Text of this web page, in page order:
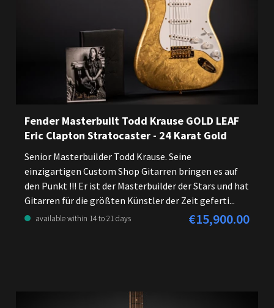
Fender Masterbuilt Todd Krause GOLD LEAF
Eric Clapton Stratocaster - 24 Karat Gold
Senior Masterbuilder Todd Krause. Seine
einzigartigen Custom Shop Gitarren bringen es auf
den Punkt !!! Er ist der Masterbuilder der Stars und hat
Gitarren für die größten Künstler der Zeit geferti...
available within 14 to 21 days Regular price:
€15,900.00